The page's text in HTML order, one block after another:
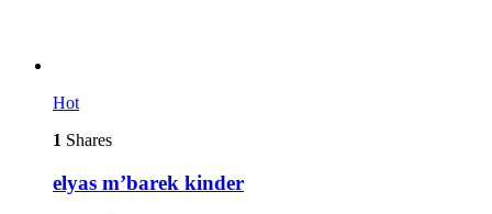
Hot
1 Shares
elyas m’barek kinder